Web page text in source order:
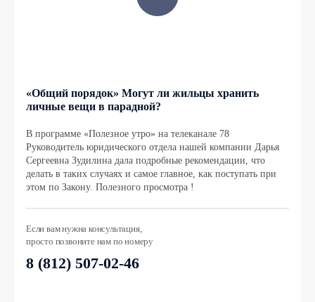
«Общий порядок» Могут ли жильцы хранить
личные вещи в парадной?
В программе «Полезное утро» на телеканале 78
Руководитель юридического отдела нашей компании Дарья
Сергеевна Зудилина дала подробные рекомендации, что
делать в таких случаях и самое главное, как поступать при
этом по Закону. Полезного просмотра !
Если вам нужна консультация,
просто позвоните нам по номеру
8 (812) 507-02-46